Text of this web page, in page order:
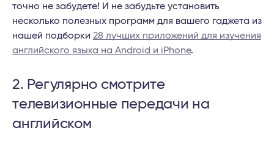
точно не забудете! И не забудьте установить
несколько полезных программ для вашего гаджета из
нашей подборки 28 лучших приложений для изучения
английского языка на Android и iPhone.
2. Регулярно смотрите
телевизионные передачи на
английском